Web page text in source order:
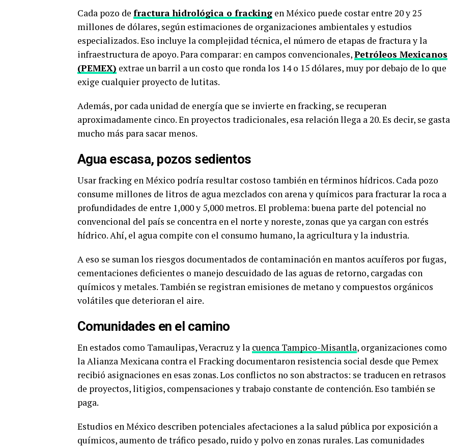
Cada pozo de fractura hidrológica o fracking en México puede costar entre 20 y 25
millones de dólares, según estimaciones de organizaciones ambientales y estudios
especializados. Eso incluye la complejidad técnica, el número de etapas de fractura y la
infraestructura de apoyo. Para comparar: en campos convencionales,Petróleos Mexicanos
(PEMEX) extrae un barril a un costo que ronda los 14 o 15 dólares, muy por debajo de lo que
exige cualquier proyecto de lutitas.
Además, por cada unidad de energía que se invierte en fracking, se recuperan
aproximadamente cinco. En proyectos tradicionales, esa relación llega a 20. Es decir, se gasta
mucho más para sacar menos.
Agua escasa, pozos sedientos
Usar fracking en México podría resultar costoso también en términos hídricos. Cada pozo
consume millones de litros de agua mezclados con arena y químicos para fracturar la roca a
profundidades de entre 1,000 y 5,000 metros. El problema: buena parte del potencial no
convencional del país se concentra en el norte y noreste, zonas que ya cargan con estrés
hídrico. Ahí, el agua compite con el consumo humano, la agricultura y la industria.
A eso se suman los riesgos documentados de contaminación en mantos acuíferos por fugas,
cementaciones deficientes o manejo descuidado de las aguas de retorno, cargadas con
químicos y metales. También se registran emisiones de metano y compuestos orgánicos
volátiles que deterioran el aire.
Comunidades en el camino
En estados como Tamaulipas, Veracruz y la cuenca Tampico-Misantla, organizaciones como
la Alianza Mexicana contra el Fracking documentaron resistencia social desde que Pemex
recibió asignaciones en esas zonas. Los conflictos no son abstractos: se traducen en retrasos
de proyectos, litigios, compensaciones y trabajo constante de contención. Eso también se
paga.
Estudios en México describen potenciales afectaciones a la salud pública por exposición a
químicos, aumento de tráfico pesado, ruido y polvo en zonas rurales. Las comunidades